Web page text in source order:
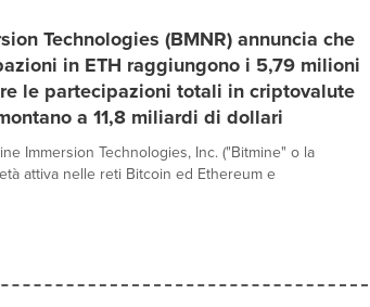
Technologies (BMNR) annuncia che
in ETH raggiungono i 5,79 milioni
le partecipazioni totali in criptovalute
a 11,8 miliardi di dollari
Immersion Technologies, Inc. ("Bitmine" o la
attiva nelle reti Bitcoin ed Ethereum e